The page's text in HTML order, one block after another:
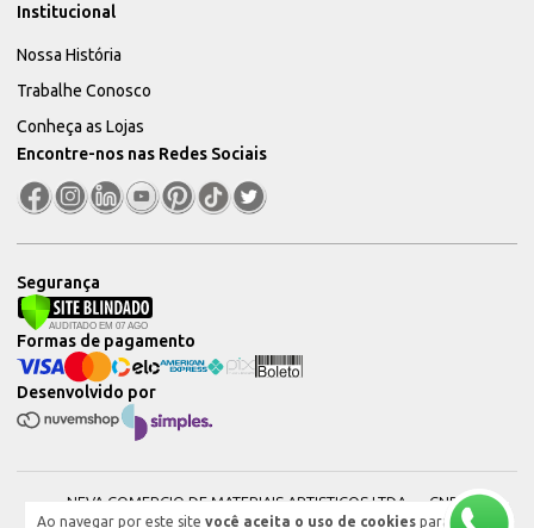
Ao navegar por este site você aceita o uso de cookies para
Institucional
Nossa História
Trabalhe Conosco
Conheça as Lojas
Encontre-nos nas Redes Sociais
Segurança
Desenvolvido por
Formas de pagamento
NEVA COMERCIO DE MATERIAIS ARTISTICOS LTDA — CNPJ: